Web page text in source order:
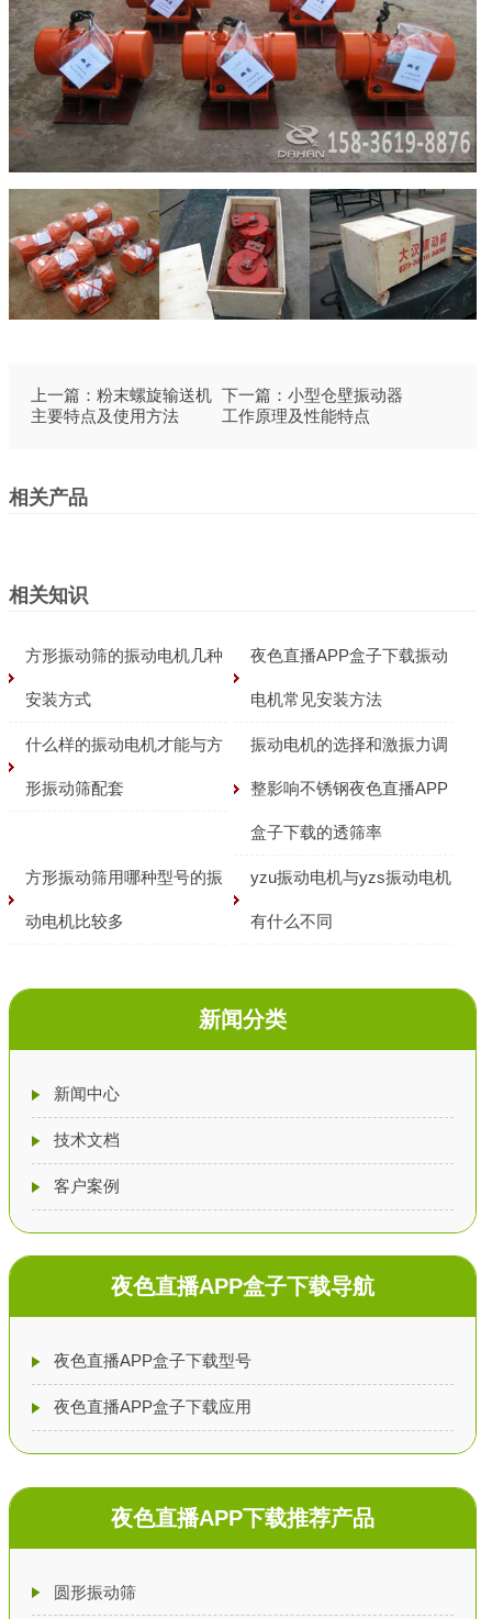
上一篇： 粉末螺旋输送机
主要特点及使用方法
下一篇： 小型仓壁振动器
工作原理及性能特点
相关产品
相关知识
方形振动筛的振动电机几种
安装方式
夜色直播APP盒子下载振动
电机常见安装方法
什么样的振动电机才能与方
形振动筛配套
振动电机的选择和激振力调
整影响不锈钢夜色直播APP
盒子下载的透筛率
方形振动筛用哪种型号的振
动电机比较多
yzu振动电机与yzs振动电机
有什么不同
新闻分类
新闻中心
技术文档
客户案例
夜色直播APP盒子下载导航
夜色直播APP盒子下载型号
夜色直播APP盒子下载应用
夜色直播APP下载推荐产品
圆形振动筛